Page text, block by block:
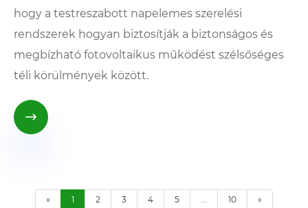
hogy a testreszabott napelemes szerelési
rendszerek hogyan biztosítják a biztonságos és
megbízható fotovoltaikus működést szélsőséges
téli körülmények között.

« 1 2 3 4 5 10 »